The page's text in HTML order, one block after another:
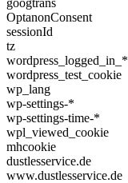
OptanonConsent
sessionId
tz
wordpress_logged_in_*
wordpress_test_cookie
wp_lang
wp-settings-*
wp-settings-time-*
wpl_viewed_cookie
mhcookie
dustlesservice.de
www.dustlesservice.de